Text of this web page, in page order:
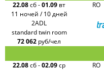
22.08сб-01.09 вт
11 ночей / 10 дней
RO
2ADL
standard twin room
72 062 руб/чел
22.08сб-02.09ср
RO